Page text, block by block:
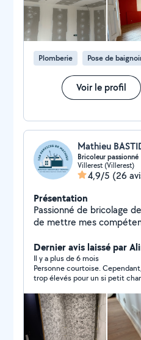
Plomberie Pose de
Voir le profil
Bricoleur passionné
Villerest (Villerest)
4,9/5 (26
Présentation
Passionné de bricolage
de mettre mes
par la peinture, l'entretien
changement d'un robinet
de vous aider dans vos
satisfaction !
Dernier avis laissé par
Il y a plus de 6 mois
Personne courtoise. Cependant, je déplore ses tarifs beaucoup
trop élevés pour un si petit